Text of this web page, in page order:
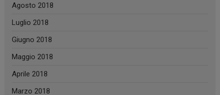
Agosto 2018
Luglio 2018
Giugno 2018
Maggio 2018
Aprile 2018
Marzo 2018